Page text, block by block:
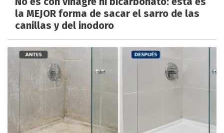
la MEJOR forma de sacar el sarro de las
canillas y del inodoro